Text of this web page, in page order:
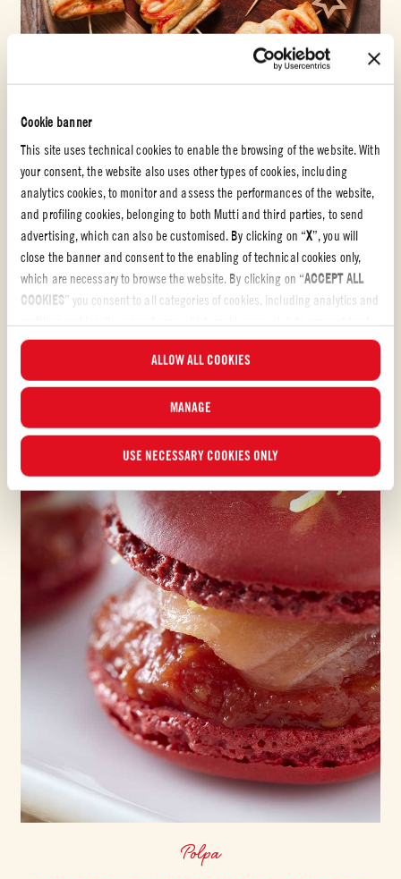
Cookie banner
This site uses technical cookies to enable the browsing of the website. With
your consent, the website also uses other types of cookies, including
analytics cookies, to monitor and assess the performances of the website,
and profiling cookies, belonging to both Mutti and third parties, to send
advertising, which can also be customised. By clicking on “X”, you will
close the banner and consent to the enabling of technical cookies only,
which are necessary to browse the website. By clicking on “ACCEPT ALL
COOKIES” you consent to all categories of cookies, including analytics and
any time and examine the updated list of cookies by clicking on
”. For more information, please read our
ALLOW ALL COOKIES
MANAGE
USE NECESSARY COOKIES ONLY
Passata
SAPINS FEUILLETÉS À LA TOMATE
De délicieux petits sapins de Noël préparés avec de la pâte feuilletée et
une garniture de purée de tomates. L’apéritif parfait à partager en
famille pendant la période festive !
30 min
Polpa